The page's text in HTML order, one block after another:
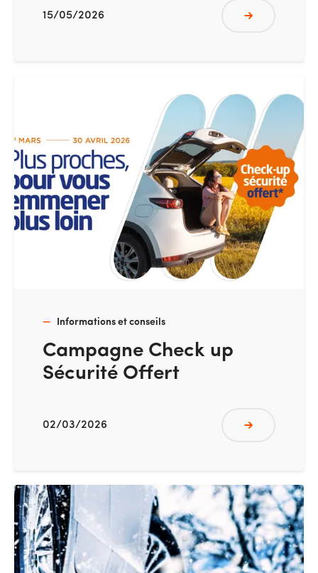
15/05/2026
Lire plus
Informations et conseils
Campagne Check up
Sécurité Offert
02/03/2026
Lire plus